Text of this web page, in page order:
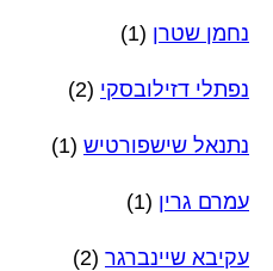
נחמן שטרן (1)
נפתלי דזילובסקי (2)
נתנאל שישפורטיש (1)
עמרם גרין (1)
עקיבא שיינברגר (2)